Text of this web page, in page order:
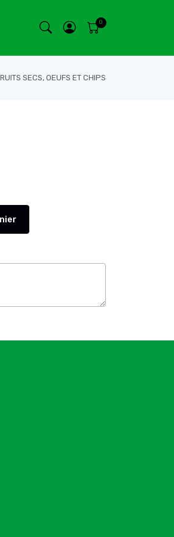
SECS, OEUFS ET CHIPS